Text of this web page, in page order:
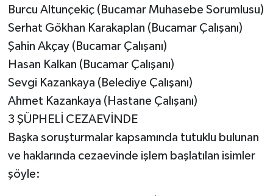
Burcu Altunçekiç (Bucamar Muhasebe Sorumlusu)
Serhat Gökhan Karakaplan (Bucamar Çalışanı)
Şahin Akçay (Bucamar Çalışanı)
Hasan Kalkan (Bucamar Çalışanı)
Sevgi Kazankaya (Belediye Çalışanı)
Ahmet Kazankaya (Hastane Çalışanı)
3 ŞÜPHELİ CEZAEVİNDE
Başka soruşturmalar kapsamında tutuklu bulunan
ve haklarında cezaevinde işlem başlatılan isimler
şöyle: